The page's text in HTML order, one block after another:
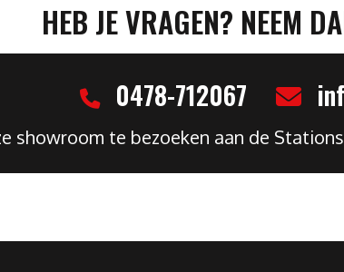
HEB JE VRAGEN? NEEM
0478-712067
showroom te bezoeken aan de